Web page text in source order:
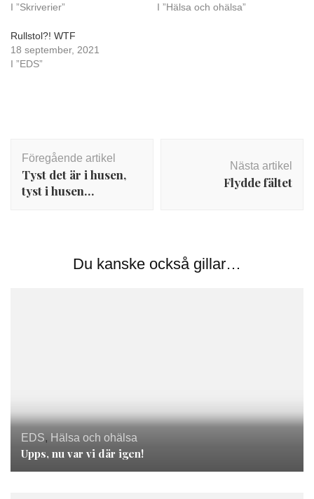
I ”Skriverier”
I ”Hälsa och ohälsa”
Rullstol?! WTF
18 september, 2021
I ”EDS”
Föregående artikel
Tyst det är i husen,
tyst i husen…
Nästa artikel
Flydde fältet
Du kanske också gillar…
EDS, Hälsa och ohälsa
Upps, nu var vi där igen!